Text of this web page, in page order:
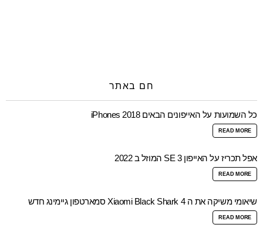
חם באתר
כל השמועות על האייפונים הבאים iPhones 2018
READ MORE
אפל תכריז על האייפון SE 3 המוזל ב 2022
READ MORE
שיאומי משיקה את ה Xiaomi Black Shark 4 סמארטפון גיימינג חדש
READ MORE